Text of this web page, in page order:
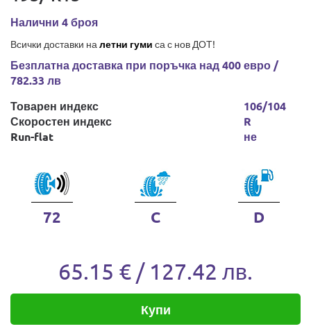
Налични 4 броя
Всички доставки на летни гуми са с нов ДОТ!
Безплатна доставка при поръчка над 400 евро /
782.33 лв
Товарен индекс
Скоростен индекс
Run-flat
106/104
R
не
72 C D
65.15 € / 127.42 лв.
Купи